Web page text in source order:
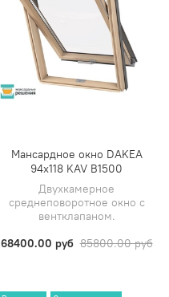
Мансардное окно DAKEA
94х118 KAV B1500
Двухкамерное
среднеповоротное окно с
вентклапаном.
68400.00 руб 85800.00 руб